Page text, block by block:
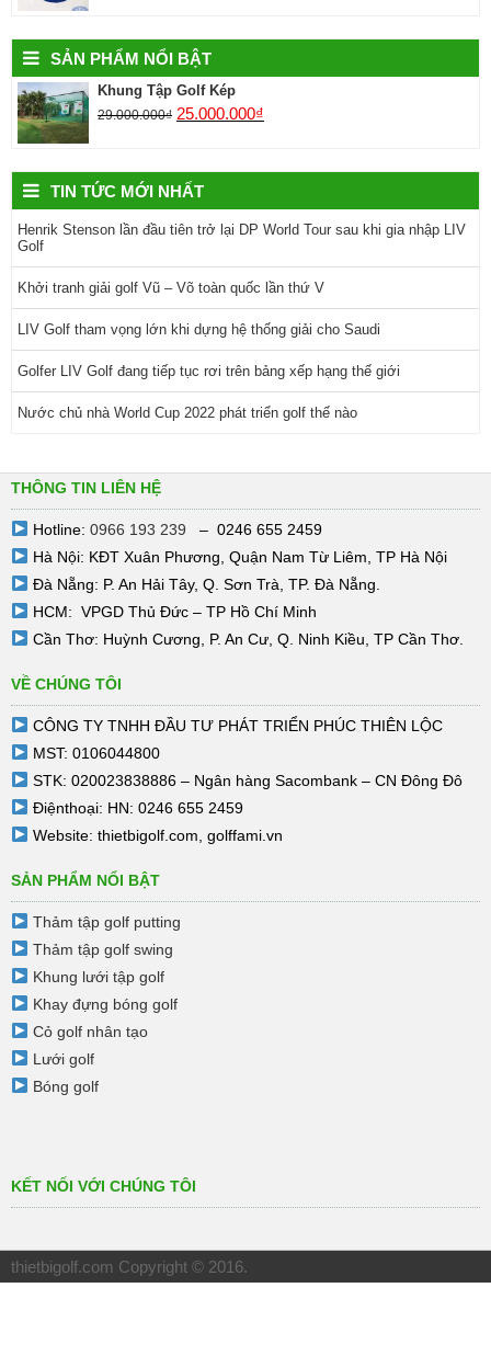
SẢN PHẨM NỔI BẬT
Khung Tập Golf Kép
29.000.000₫ 25.000.000₫
TIN TỨC MỚI NHẤT
Henrik Stenson lần đầu tiên trở lại DP World Tour sau khi gia nhập LIV
Golf
Khởi tranh giải golf Vũ – Võ toàn quốc lần thứ V
LIV Golf tham vọng lớn khi dựng hệ thống giải cho Saudi
Golfer LIV Golf đang tiếp tục rơi trên bảng xếp hạng thế giới
Nước chủ nhà World Cup 2022 phát triển golf thế nào
THÔNG TIN LIÊN HỆ
Hotline: 0966 193 239 – 0246 655 2459
Hà Nội: KĐT Xuân Phương, Quận Nam Từ Liêm, TP Hà Nội
Đà Nẵng: P. An Hải Tây, Q. Sơn Trà, TP. Đà Nẵng.
HCM: VPGD Thủ Đức – TP Hồ Chí Minh
Cần Thơ: Huỳnh Cương, P. An Cư, Q. Ninh Kiều, TP Cần Thơ.
VỀ CHÚNG TÔI
CÔNG TY TNHH ĐẦU TƯ PHÁT TRIỂN PHÚC THIÊN LỘC
MST: 0106044800
STK: 020023838886 – Ngân hàng Sacombank – CN Đông Đô
Điệnthoại: HN: 0246 655 2459
Website: thietbigolf.com golffami.vn
SẢN PHẨM NỔI BẬT
Thảm tập golf putting
Thảm tập golf swing
Khung lưới tập golf
Khay đựng bóng golf
Cỏ golf nhân tạo
Lưới golf
Bóng golf
KẾT NỐI VỚI CHÚNG TÔI
thietbigolf.com Copyright © 2016.